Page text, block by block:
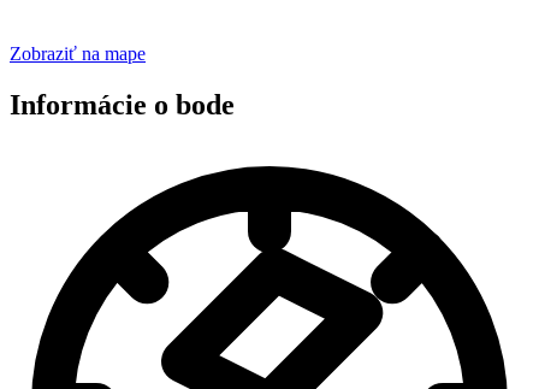
Zobraziť na mape
Informácie o bode